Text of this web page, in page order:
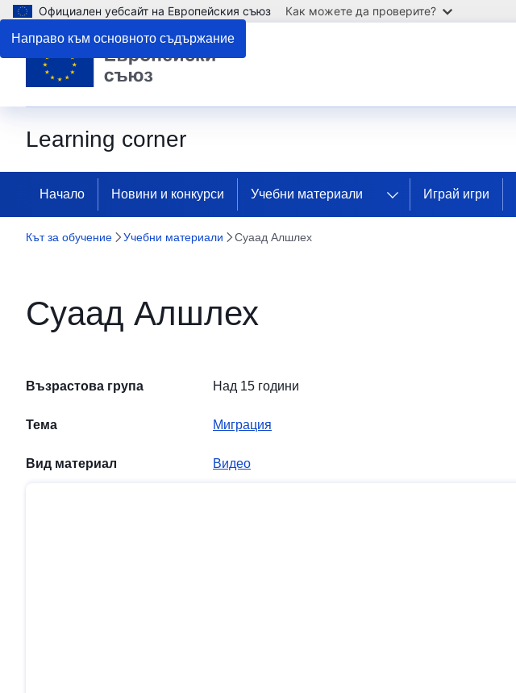
Направо към основното съдържание
Официален уебсайт на Европейския съюз Как можете да проверите?
Learning corner
Начало Новини и конкурси Учебни материали Играй игри
Кът за обучение Учебни материали Суаад Алшлех
Суаад Алшлех
Възрастова група Над 15 години
Тема Миграция
Вид материал Видео